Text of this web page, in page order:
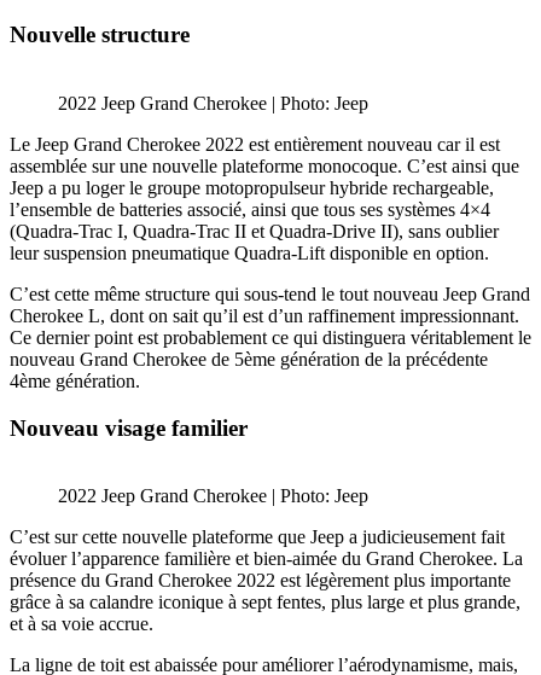
Nouvelle structure
2022 Jeep Grand Cherokee | Photo: Jeep
Le Jeep Grand Cherokee 2022 est entièrement nouveau car il est
assemblée sur une nouvelle plateforme monocoque. C’est ainsi que
Jeep a pu loger le groupe motopropulseur hybride rechargeable,
l’ensemble de batteries associé, ainsi que tous ses systèmes 4×4
(Quadra-Trac I, Quadra-Trac II et Quadra-Drive II), sans oublier
leur suspension pneumatique Quadra-Lift disponible en option.
C’est cette même structure qui sous-tend le tout nouveau Jeep Grand
Cherokee L, dont on sait qu’il est d’un raffinement impressionnant.
Ce dernier point est probablement ce qui distinguera véritablement le
nouveau Grand Cherokee de 5ème génération de la précédente
4ème génération.
Nouveau visage familier
2022 Jeep Grand Cherokee | Photo: Jeep
C’est sur cette nouvelle plateforme que Jeep a judicieusement fait
évoluer l’apparence familière et bien-aimée du Grand Cherokee. La
présence du Grand Cherokee 2022 est légèrement plus importante
grâce à sa calandre iconique à sept fentes, plus large et plus grande,
et à sa voie accrue.
La ligne de toit est abaissée pour améliorer l’aérodynamisme, mais,